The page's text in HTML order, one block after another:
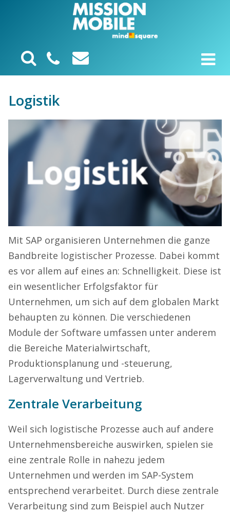
Logistik
Mit SAP organisieren Unternehmen die ganze
Bandbreite logistischer Prozesse. Dabei kommt
es vor allem auf eines an: Schnelligkeit. Diese ist
ein wesentlicher Erfolgsfaktor für
Unternehmen, um sich auf dem globalen Markt
behaupten zu können. Die verschiedenen
Module der Software umfassen unter anderem
die Bereiche Materialwirtschaft,
Produktionsplanung und -steuerung,
Lagerverwaltung und Vertrieb.
Zentrale Verarbeitung
Weil sich logistische Prozesse auch auf andere
Unternehmensbereiche auswirken, spielen sie
eine zentrale Rolle in nahezu jedem
Unternehmen und werden im SAP-System
entsprechend verarbeitet. Durch diese zentrale
Verarbeitung sind zum Beispiel auch Nutzer